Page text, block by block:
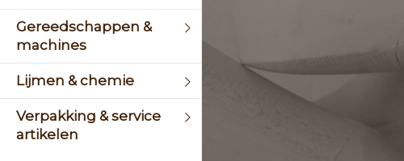
Gereedschappen &
machines
Lijmen & chemie
Verpakking & service
artikelen
KLANTENSERVICE
+31 (0)45 5244464
info@schinsleder.nl